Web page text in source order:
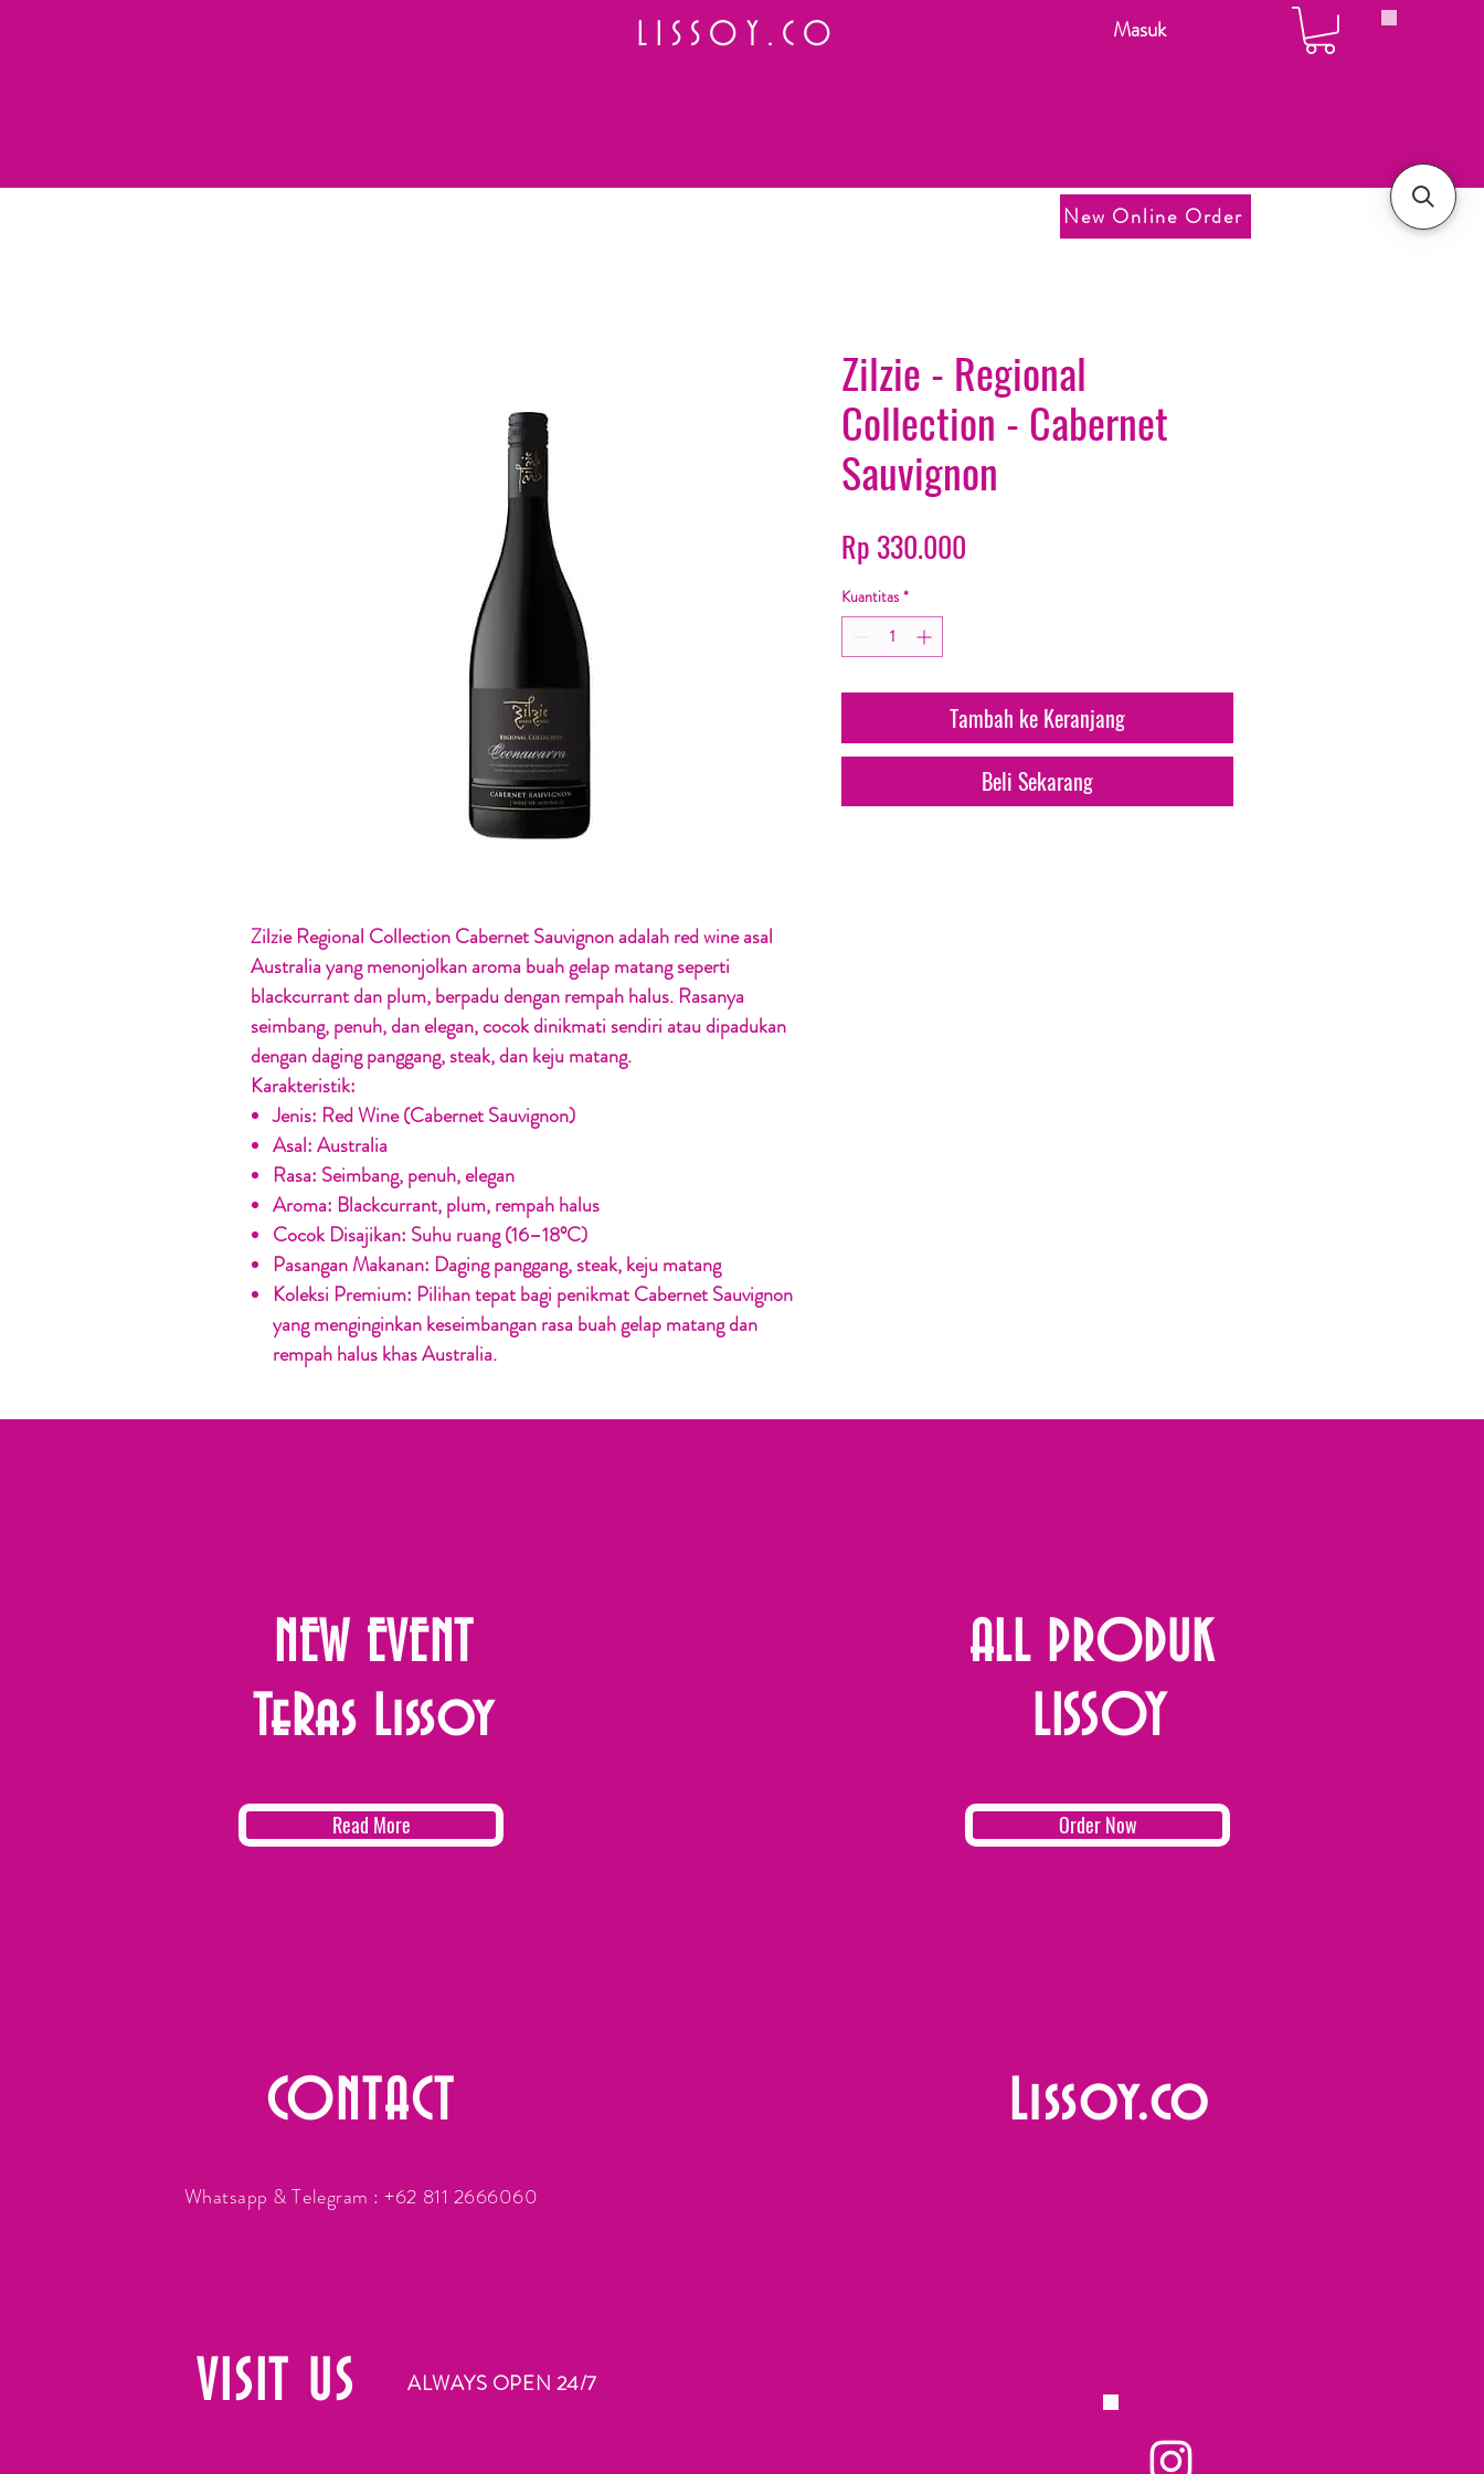
L I S S O Y . C O Masuk
Zilzie Regional Collection Cabernet Sauvignon adalah red wine asal
Australia yang menonjolkan aroma buah gelap matang seperti
blackcurrant dan plum, berpadu dengan rempah halus. Rasanya
seimbang, penuh, dan elegan, cocok dinikmati sendiri atau dipadukan
dengan daging panggang, steak, dan keju matang.
Karakteristik:
Jenis: Red Wine (Cabernet Sauvignon)
Asal:Australia
Rasa: Seimbang, penuh, elegan
Aroma: Blackcurrant, plum, rempah halus
Cocok Disajikan: Suhu ruang (16–18°C)
Pasangan Makanan: Daging panggang, steak, keju matang
Koleksi Premium: Pilihan tepat bagi penikmat Cabernet Sauvignon
yang menginginkan keseimbangan rasa buah gelap matang dan
rempah halus khas Australia.
Zilzie - Regional
Collection - Cabernet
Sauvignon
Rp 330.000
Kuantitas *
Tambah ke Keranjang
Beli Sekarang
New Online Order
NEW EVENT
TeRas Lissoy
Read More
ALL PRODUK
LISSOY
Order Now
CONTACT
Whatsapp & Telegram : +62 811 2666060
Lissoy.co
VISIT US ALWAYS OPEN 24/7